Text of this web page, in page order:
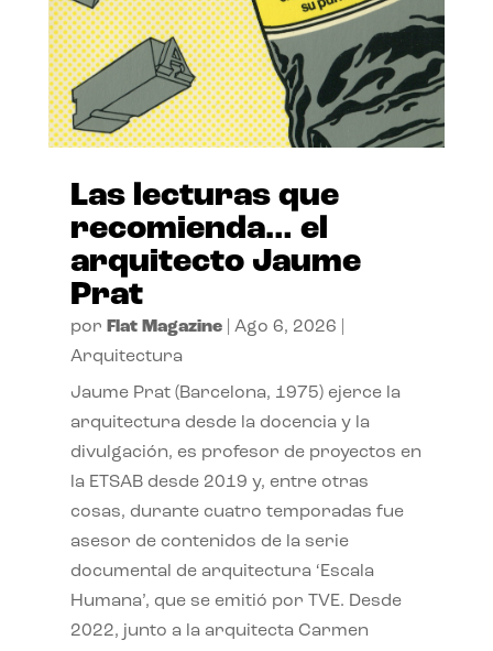
Las lecturas que
recomienda… el
arquitecto Jaume
Prat
por Flat Magazine| Ago 6, 2026
Arquitectura
Jaume Prat (Barcelona, 1975) ejerce la
arquitectura desde la docencia y la
divulgación, es profesor de proyectos en
la ETSAB desde 2019 y, entre otras
cosas, durante cuatro temporadas fue
asesor de contenidos de la serie
documental de arquitectura ‘Escala
Humana’, que se emitió por TVE. Desde
2022, junto a la arquitecta Carmen